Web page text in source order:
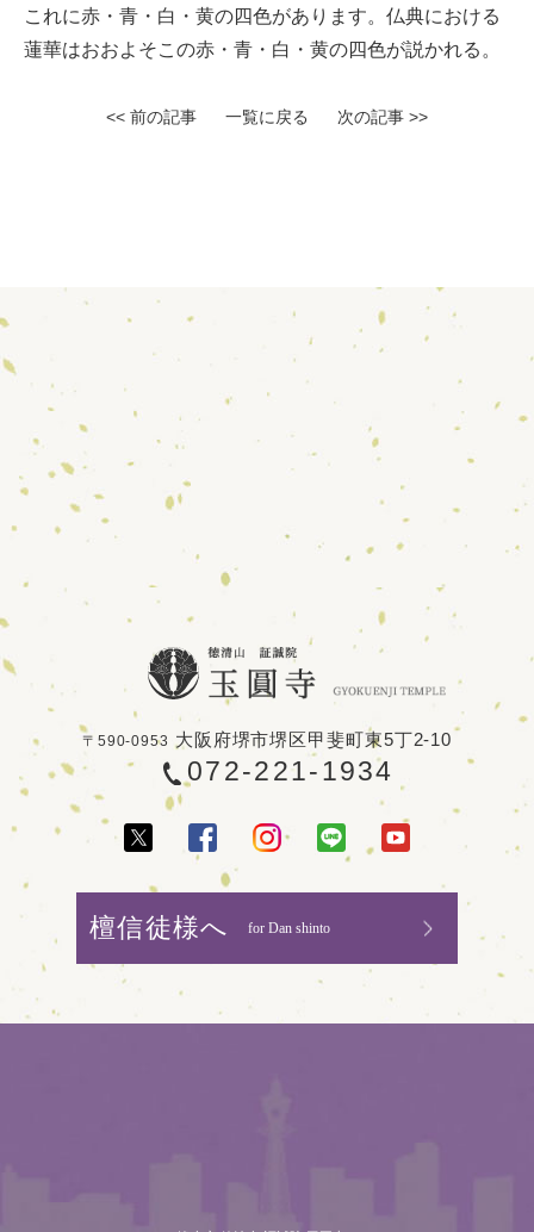
これに赤・青・白・黄の四色があります。仏典における
蓮華はおおよそこの赤・青・白・黄の四色が説かれる。
<< 前の記事 一覧に戻る 次の記事 >>
〒590-0953 大阪府堺市堺区甲斐町東5丁2-10
072-221-1934
檀信徒様へ for Dan shinto